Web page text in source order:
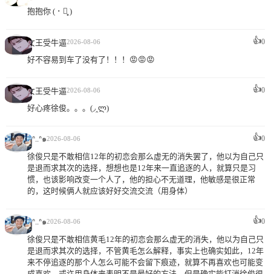
抱抱你 ( ･ ･̥ )
女王受牛逼2026-08-06 👍0
好不容易到车了没有了！！！😡😡😡
女王受牛逼2026-08-06 👍0
好心疼徐俊。。。(◞‸ლ)
๑ᐢ..ᐢ๑2026-08-06 👍0
徐俊只是不敢相信12年的初恋会那么虚无的消失罢了，他以为自己只
是退而求其次的选择，想想也是12年来一直追逐的人，就算只是习
惯，也该影响改变一个人了，他的担心不无道理，他敏感是很正常
的，这时候俩人就应该好好交流交流（用身体）
๑ᐢ..ᐢ๑2026-08-06 👍0
徐俊只是不敢相信黄毛12年的初恋会那么虚无的消失，他以为自己只
是退而求其次的选择，不管黄毛怎么解释，事实上也确实如此，12年
来不停追逐的那个人怎么可能不会留下痕迹，就算不再喜欢也可能变